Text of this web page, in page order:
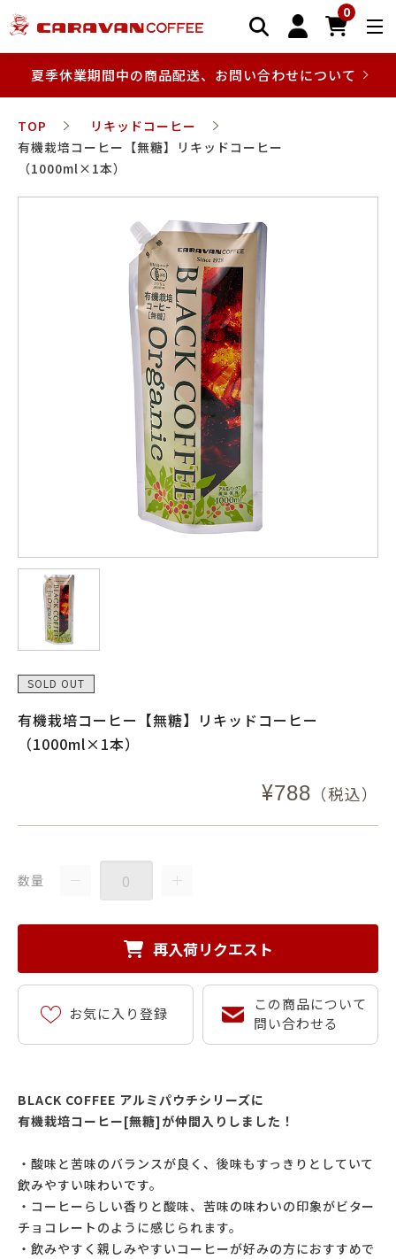
0
夏季休業期間中の商品配送、お問い合わせについて
TOP
リキッドコーヒー
有機栽培コーヒー【無糖】リキッドコーヒー
（1000ml×1本）
SOLD OUT
有機栽培コーヒー【無糖】リキッドコーヒー
（1000ml×1本）
¥788 （税込）
数量
再入荷リクエスト
お気に入り登録
この商品について
問い合わせる
BLACK COFFEE アルミパウチシリーズに
有機栽培コーヒー[無糖]が仲間入りしました！
・酸味と苦味のバランスが良く、後味もすっきりとしていて
飲みやすい味わいです。
・コーヒーらしい香りと酸味、苦味の味わいの印象がビター
チョコレートのように感じられます。
・飲みやすく親しみやすいコーヒーが好みの方におすすめで